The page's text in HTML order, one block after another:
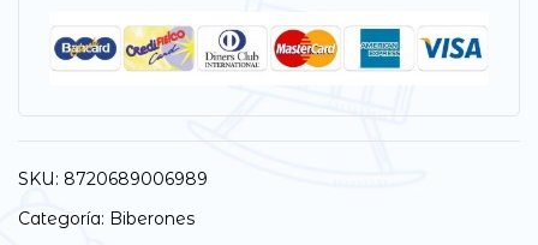
SKU: 8720689006989
Categoría: Biberones